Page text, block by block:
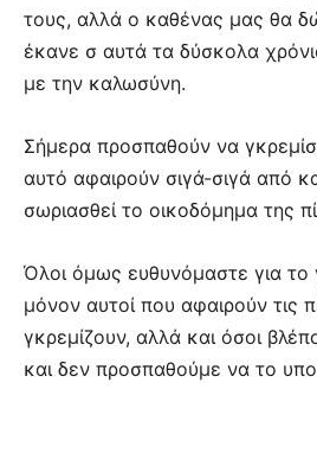
τους, αλλά ο καθένας μας θα
έκανε σ αυτά τα δύσκολα
με την καλωσύνη.
Σήμερα προσπαθούν να
αυτό αφαιρούν σιγά-σιγά από
σωριασθεί το οικοδόμημα της
Όλοι όμως ευθυνόμαστε για το
μόνον αυτοί που αφαιρούν τις
γκρεμίζουν, αλλά και όσοι
και δεν προσπαθούμε να το